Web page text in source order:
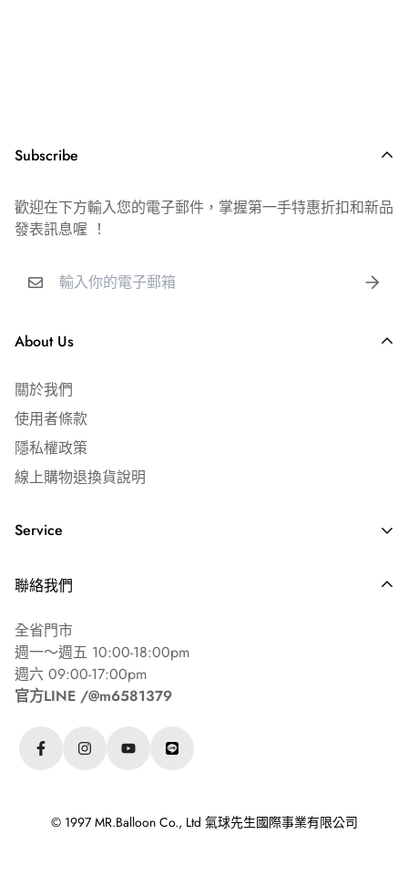
乳膠空飄球室內漂浮時間約6-8小時
耐久空飄球室內漂浮時間約7~10天
建議活動前30分鐘至1小時內充氣，請勿提前隔夜充氣
【安全提醒】
氦氣易熱脹冷縮，請勿將空飄氣球放置於悶熱、太陽曝曬處
氣瓶使用完畢無須歸還，空瓶直接交給資源回收站即可。
氣瓶開關鎖緊可存放一年。
🎈 氣球漂浮條件
乳膠氣球需 10吋（25cm）以上
錫箔氣球基礎造型18吋（45cm）以上
💧 氣球持久膠說明
正確塗抹後約可延長1~2倍漂浮時間
📦 出貨時間｜週一～六（例假日順延）
📍 配送範圍｜台灣本島（不含離島及郵政信箱）
📞 客服時間｜週一～五 09:00-19:00
✅ 全館消費滿 $4,000 免運費
超商店到店運費 $65 元
⎢ 發票說明
🧾 隨貨附免用統一發票
Subscribe
歡迎在下方輸入您的電子郵件，掌握第一手特惠折扣和新品
發表訊息喔 ！
About Us
關於我們
使用者條款
隱私權政策
線上購物退換貨說明
Service
常見問答 ⏐ FAQ's
聯絡我們
全省門市
週一～週五 10:00-18:00pm
週六 09:00-17:00pm
官方LINE /@m6581379
© 1997 MR.Balloon Co., Ltd 氣球先生國際事業有限公司